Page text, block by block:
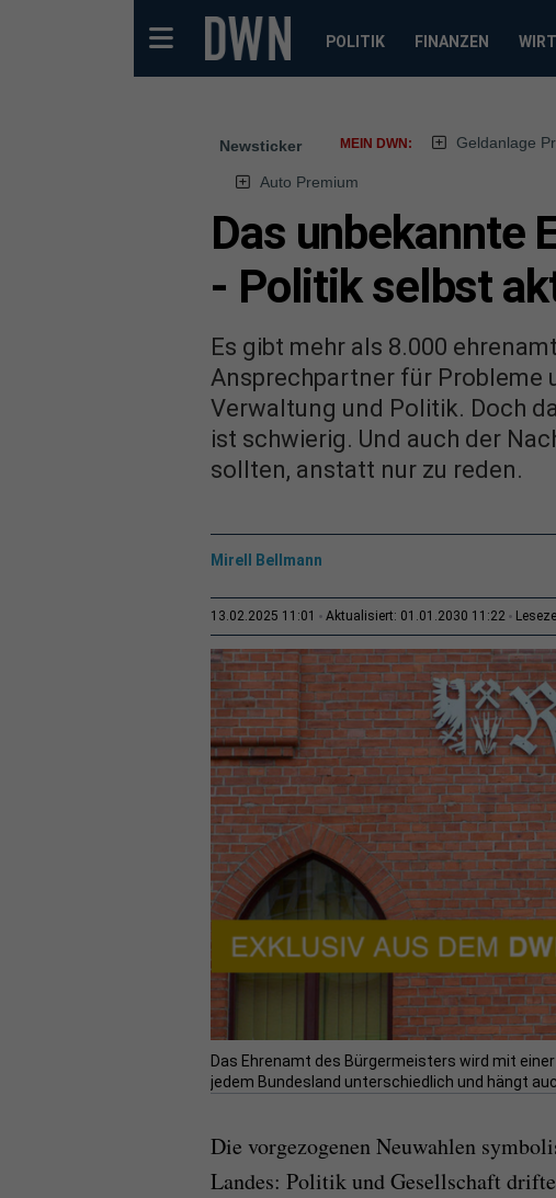
POLITIK FINANZEN
Newsticker MEIN DWN: Geldanlage
Auto Premium
Das unbekannte
- Politik selbst
Es gibt mehr als 8.000
Ansprechpartner für Probleme
Verwaltung und Politik. Doch
ist schwierig. Und auch der
sollten, anstatt nur zu reden.
Mirell Bellmann
13.02.2025 11:01 Aktualisiert: 01.01.2030 11:22
Das Ehrenamt des Bürgermeisters wird mit
jedem Bundesland unterschiedlich und hängt
Die vorgezogenen Neuwahlen
Landes: Politik und Gesellschaft